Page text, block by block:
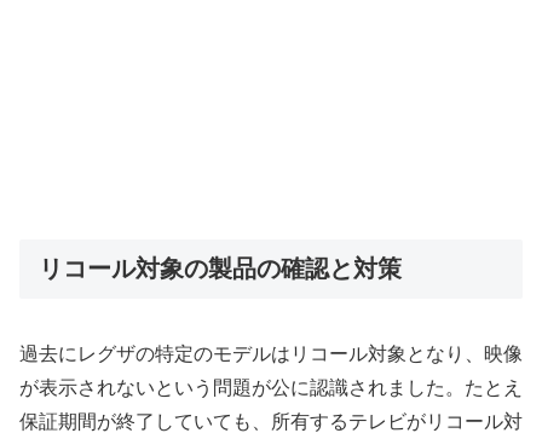
リコール対象の製品の確認と対策
過去にレグザの特定のモデルはリコール対象となり、映像
が表示されないという問題が公に認識されました。たとえ
保証期間が終了していても、所有するテレビがリコール対